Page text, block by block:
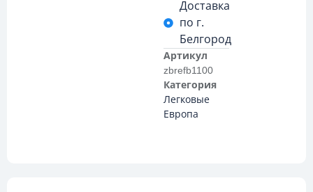
Доставка
по г.
Белгород
Артикул
zbrefb1100
Категория
Легковые
Европа